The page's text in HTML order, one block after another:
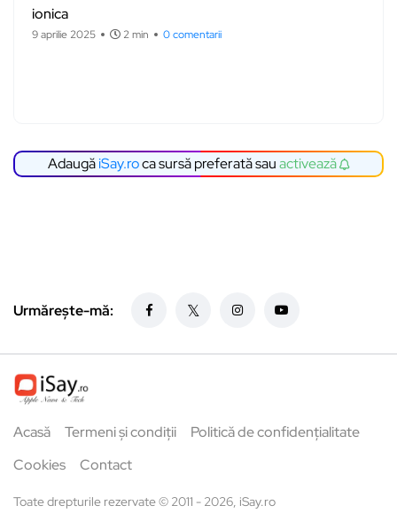
ionica
9 aprilie 2025 2 min 0 comentarii
AdaugăiSay.roca sursă preferată sauactivează
Urmărește-mă:
Acasă Termeni și condiții
Politică de confidențialitate
Cookies
Contact
Toate drepturile rezervate © 2011 - 2026, iSay.ro